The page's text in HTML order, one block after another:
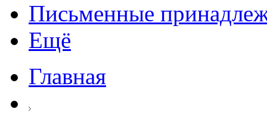
Письменные
Ещё
Главная